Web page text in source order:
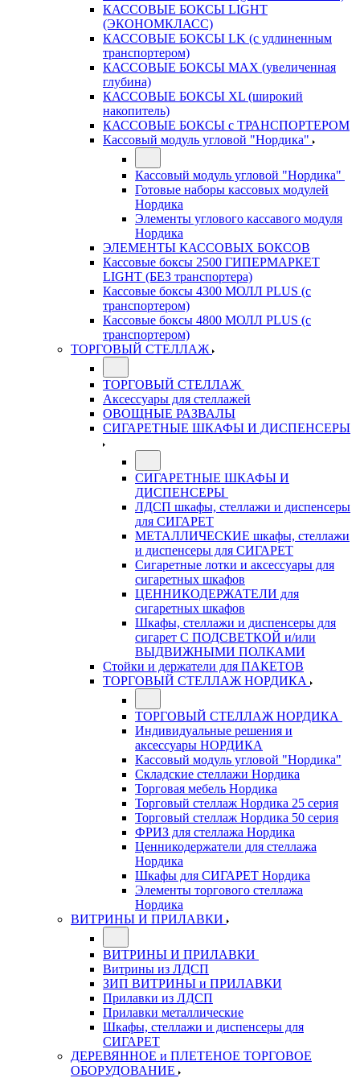
КАССОВЫЕ БОКСЫ LIGHT
(ЭКОНОМКЛАСС)
КАССОВЫЕ БОКСЫ LK (с удлиненным
транспортером)
КАССОВЫЕ БОКСЫ MAX (увеличенная
глубина)
КАССОВЫЕ БОКСЫ XL (широкий
накопитель)
КАССОВЫЕ БОКСЫ с ТРАНСПОРТЕРОМ
Кассовый модуль угловой "Нордика"
Кассовый модуль угловой "Нордика"
Готовые наборы кассовых модулей
Нордика
Элементы углового кассавого модуля
Нордика
ЭЛЕМЕНТЫ КАССОВЫХ БОКСОВ
Кассовые боксы 2500 ГИПЕРМАРКЕТ
LIGHT (БЕЗ транспортера)
Кассовые боксы 4300 МОЛЛ PLUS (с
транспортером)
Кассовые боксы 4800 МОЛЛ PLUS (с
транспортером)
ТОРГОВЫЙ СТЕЛЛАЖ
ТОРГОВЫЙ СТЕЛЛАЖ
Аксессуары для стеллажей
ОВОЩНЫЕ РАЗВАЛЫ
СИГАРЕТНЫЕ ШКАФЫ И ДИСПЕНСЕРЫ
СИГАРЕТНЫЕ ШКАФЫ И
ДИСПЕНСЕРЫ
ЛДСП шкафы, стеллажи и диспенсеры
для СИГАРЕТ
МЕТАЛЛИЧЕСКИЕ шкафы, стеллажи
и диспенсеры для СИГАРЕТ
Сигаретные лотки и аксессуары для
сигаретных шкафов
ЦЕННИКОДЕРЖАТЕЛИ для
сигаретных шкафов
Шкафы, стеллажи и диспенсеры для
сигарет С ПОДСВЕТКОЙ и/или
ВЫДВИЖНЫМИ ПОЛКАМИ
Стойки и держатели для ПАКЕТОВ
ТОРГОВЫЙ СТЕЛЛАЖ НОРДИКА
ТОРГОВЫЙ СТЕЛЛАЖ НОРДИКА
Индивидуальные решения и
аксессуары НОРДИКА
Кассовый модуль угловой "Нордика"
Складские стеллажи Нордика
Торговая мебель Нордика
Торговый стеллаж Нордика 25 серия
Торговый стеллаж Нордика 50 серия
ФРИЗ для стеллажа Нордика
Ценникодержатели для стеллажа
Нордика
Шкафы для СИГАРЕТ Нордика
Элементы торгового стеллажа
Нордика
ВИТРИНЫ И ПРИЛАВКИ
ВИТРИНЫ И ПРИЛАВКИ
Витрины из ЛДСП
ЗИП ВИТРИНЫ и ПРИЛАВКИ
Прилавки из ЛДСП
Прилавки металлические
Шкафы, стеллажи и диспенсеры для
СИГАРЕТ
ДЕРЕВЯННОЕ и ПЛЕТЕНОЕ ТОРГОВОЕ
ОБОРУДОВАНИЕ